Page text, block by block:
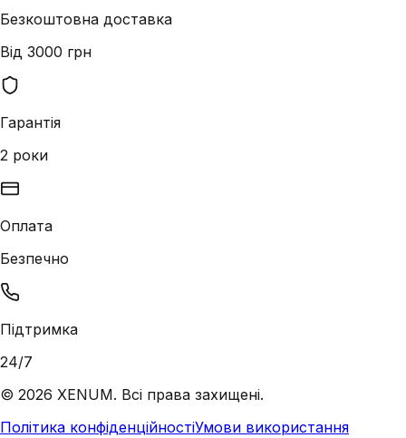
Безкоштовна доставка
Від 3000 грн
Гарантія
2 роки
Оплата
Безпечно
Підтримка
24/7
© 2026 XENUM. Всі права захищені.
Політика конфіденційностіУмови використання